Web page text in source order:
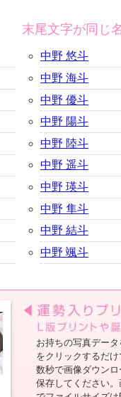
末尾文字が同じ
中野 悠斗
中野 海斗
中野 優斗
中野 陽斗
中野 陸斗
中野 遥斗
中野 瑛斗
中野 隼斗
中野 結斗
中野 颯斗
お持ちの写真デー
をクリックするだけ
数秒で画像ダウンロ
保存してください